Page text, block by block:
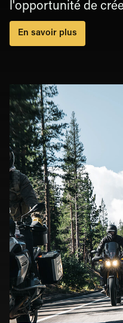
l'opportunité de
inoubliables
meilleure façon
rugir sur les routes
micros dans les
moments épiques
fraternité. Les
meilleures
rassemblez votre
souvenirs qui
que les meilleurs
l'amitié, la liberté et
incroyable.
En savoir plus